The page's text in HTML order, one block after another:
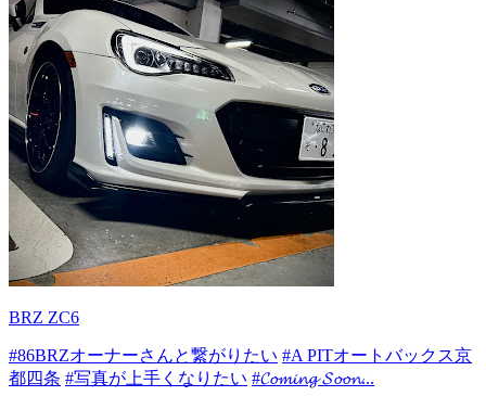
BRZ ZC6
#86BRZオーナーさんと繋がりたい #A PITオートバックス京
都四条 #写真が上手くなりたい #𝓒𝓸𝓶𝓲𝓷𝓰 𝓢𝓸𝓸𝓷...